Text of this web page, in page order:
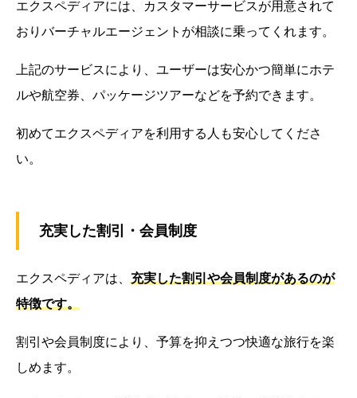
エクスペディアには、カスタマーサービスが用意されて
おりバーチャルエージェントが相談に乗ってくれます。
上記のサービスにより、ユーザーは安心かつ簡単にホテ
ルや航空券、パッケージツアーなどを予約できます。
初めてエクスペディアを利用する人も安心してくださ
い。
充実した割引・会員制度
エクスペディアは、 充実した割引や会員制度があるのが
特徴です。
割引や会員制度により、予算を抑えつつ快適な旅行を楽
しめます。